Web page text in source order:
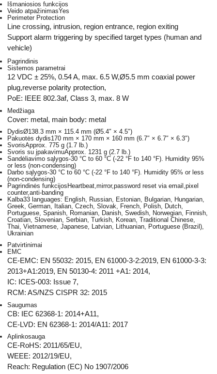
Išmaniosios funkcijos
Veido atpažinimasYes
Perimeter Protection
Line crossing, intrusion, region entrance, region exiting
Support alarm triggering by specified target types (human and
vehicle)
Pagrindinis
Sistemos parametrai
12 VDC ± 25%, 0.54 A, max. 6.5 W,Ø5.5 mm coaxial power
plug,reverse polarity protection,
PoE: IEEE 802.3af, Class 3, max. 8 W
Medžiaga
Cover: metal, main body: metal
DydisØ138.3 mm × 115.4 mm (Ø5.4″ × 4.5″)
Pakuotės dydis170 mm × 170 mm × 160 mm (6.7″ × 6.7″ × 6.3″)
SvorisApprox. 775 g (1.7 lb.)
Svoris su įpakavimuApprox. 1231 g (2.7 lb.)
Sandėliavimo sąlygos-30 °C to 60 °C (-22 °F to 140 °F). Humidity 95%
or less (non-condensing)
Darbo sąlygos-30 °C to 60 °C (-22 °F to 140 °F). Humidity 95% or less
(non-condensing)
Pagrindinės funkcijos Heartbeat,mirror,password reset via email,pixel
counter,anti-banding
Kalba33 languages: English, Russian, Estonian, Bulgarian, Hungarian,
Greek, German, Italian, Czech, Slovak, French, Polish, Dutch,
Portuguese, Spanish, Romanian, Danish, Swedish, Norwegian, Finnish,
Croatian, Slovenian, Serbian, Turkish, Korean, Traditional Chinese,
Thai, Vietnamese, Japanese, Latvian, Lithuanian, Portuguese (Brazil),
Ukrainian
Patvirtinimai
EMC
CE-EMC: EN 55032: 2015, EN 61000-3-2:2019, EN 61000-3-3:
2013+A1:2019, EN 50130-4: 2011 +A1: 2014,
IC: ICES-003: Issue 7,
RCM: AS/NZS CISPR 32: 2015
Saugumas
CB: IEC 62368-1: 2014+A11,
CE-LVD: EN 62368-1: 2014/A11: 2017
Aplinkosauga
CE-RoHS: 2011/65/EU,
WEEE: 2012/19/EU,
Reach: Regulation (EC) No 1907/2006